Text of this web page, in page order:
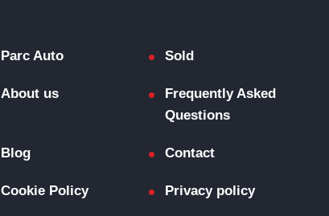
Parc Auto Sold
About us
Frequently Asked
Questions
Blog Contact
Cookie Policy Privacy policy